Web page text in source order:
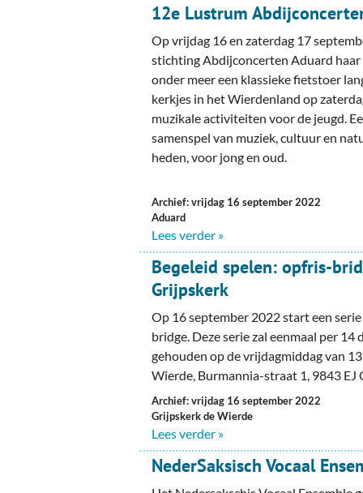
Woningaanbod
Columns & Redactioneel
Foto-pagina
Muziek
Toerisme & Musea
Podia & Dorpshuizen
12e Lustrum
Op vrijdag 16 en zaterdag 17
stichting Abdijconcerten Aduard
onder meer een klassieke fietstoer
kerkjes in het Wierdenland op
muzikale activiteiten voor de jeugd.
samenspel van muziek, cultuur en
heden, voor jong en oud.
Archief: vrijdag 16 september 2022
Aduard
Lees verder »
Begeleid spelen: opfris-
Grijpskerk
Op 16 september 2022 start een
bridge. Deze serie zal eenmaal per 14
gehouden op de vrijdagmiddag van
Wierde, Burmannia-straat 1, 9843 EJ
Archief: vrijdag 16 september 2022
Grijpskerk de Wierde
Lees verder »
NederSaksisch Vocaal